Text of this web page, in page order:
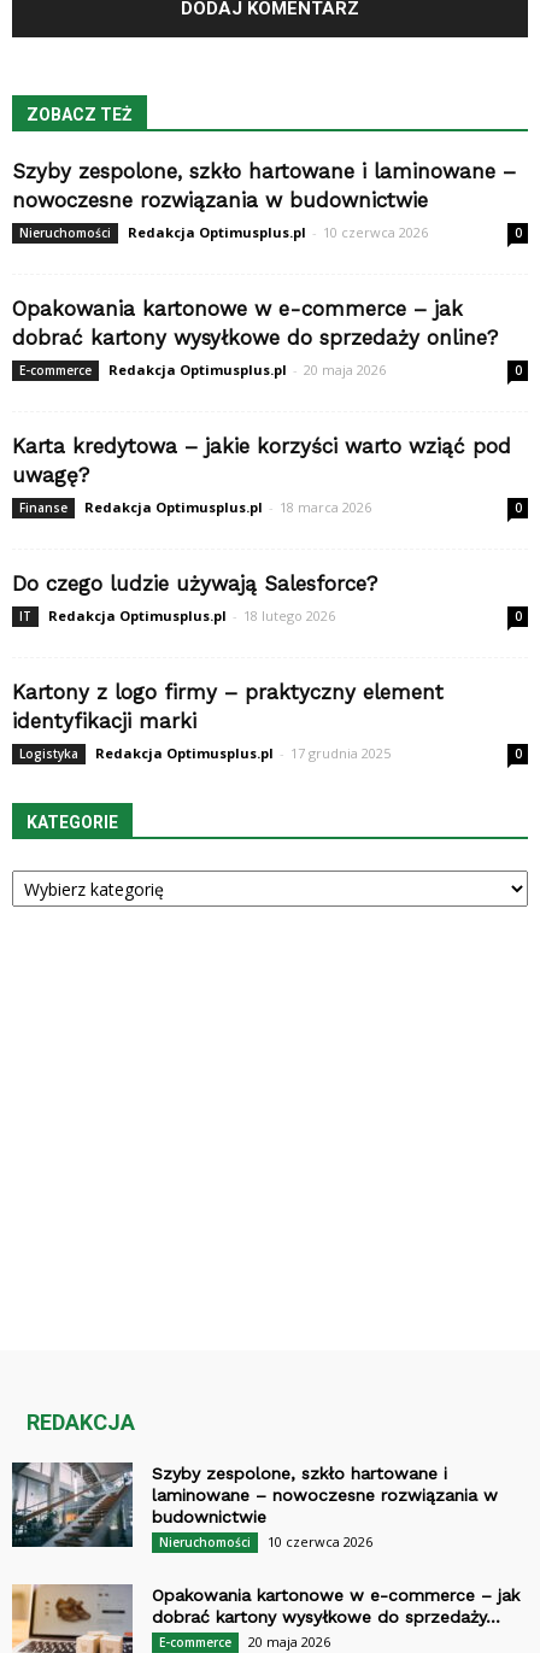
ZOBACZ TEŻ
Szyby zespolone, szkło hartowane i laminowane –
nowoczesne rozwiązania w budownictwie
Nieruchomości Redakcja Optimusplus.pl - 10 czerwca 2026 0
Opakowania kartonowe w e-commerce – jak
dobrać kartony wysyłkowe do sprzedaży online?
E-commerce Redakcja Optimusplus.pl - 20 maja 2026 0
Karta kredytowa – jakie korzyści warto wziąć pod
uwagę?
Finanse Redakcja Optimusplus.pl - 18 marca 2026 0
Do czego ludzie używają Salesforce?
IT Redakcja Optimusplus.pl - 18 lutego 2026 0
Kartony z logo firmy – praktyczny element
identyfikacji marki
Logistyka Redakcja Optimusplus.pl - 17 grudnia 2025 0
KATEGORIE
Kategorie
REDAKCJA
Szyby zespolone, szkło hartowane i
laminowane – nowoczesne rozwiązania w
budownictwie
Nieruchomości 10 czerwca 2026
Opakowania kartonowe w e-commerce – jak
dobrać kartony wysyłkowe do sprzedaży...
E-commerce 20 maja 2026